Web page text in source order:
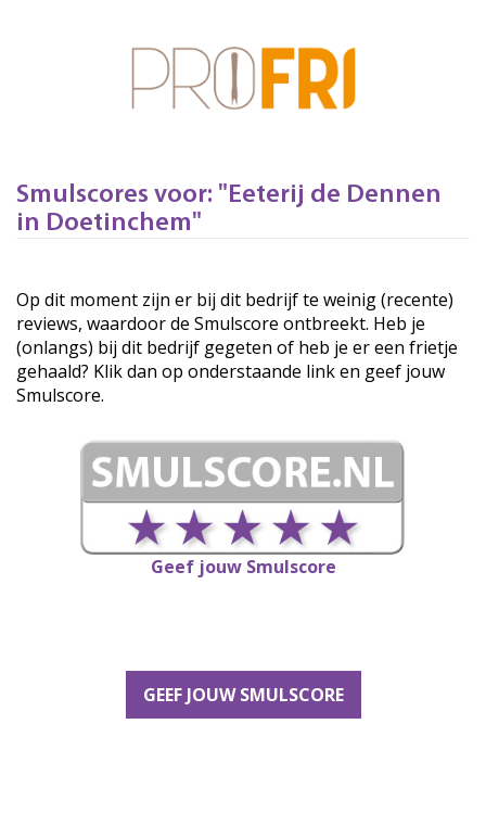
Smulscores voor: "Eeterij de Dennen
in Doetinchem"
Op dit moment zijn er bij dit bedrijf te weinig (recente)
reviews, waardoor de Smulscore ontbreekt. Heb je
(onlangs) bij dit bedrijf gegeten of heb je er een frietje
gehaald? Klik dan op onderstaande link en geef jouw
Smulscore.
Geef jouw Smulscore
GEEF JOUW SMULSCORE